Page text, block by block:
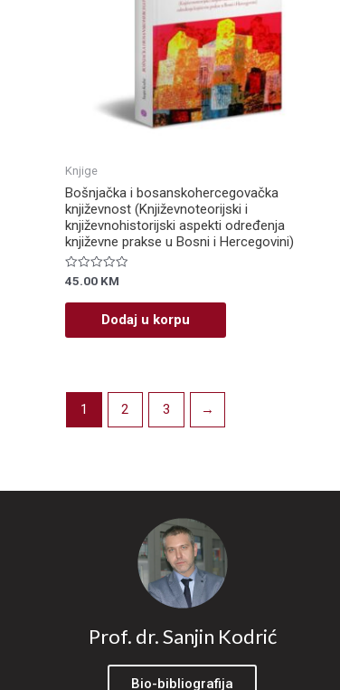
Knjige
Bošnjačka i bosanskohercegovačka
književnost (Književnoteorijski i
književnohistorijski aspekti određenja
književne prakse u Bosni i Hercegovini)
Ocjenjeno
od
45.00 KM
Dodaj u korpu
1 2 3 →
Prof. dr. Sanjin Kodrić
Bio-bibliografija